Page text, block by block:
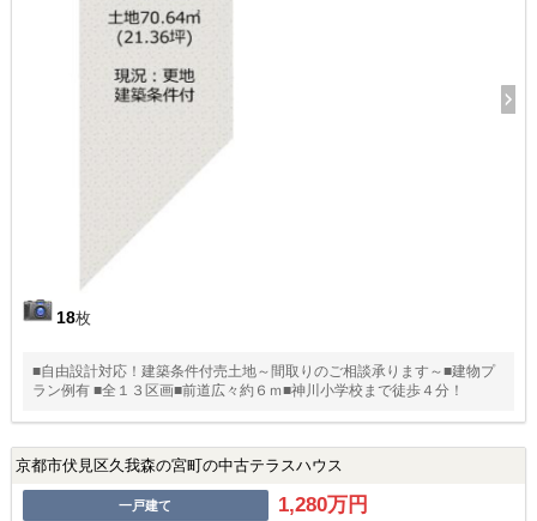
18枚
■自由設計対応！建築条件付売土地～間取りのご相談承ります～■建物プ
ラン例有 ■全１３区画■前道広々約６ｍ■神川小学校まで徒歩４分！
京都市伏見区久我森の宮町の中古テラスハウス
一戸建て 1,280万円